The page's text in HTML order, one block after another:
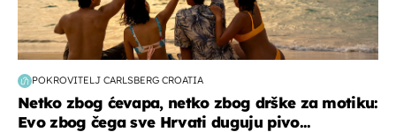
POKROVITELJ CARLSBERG CROATIA
Netko zbog ćevapa, netko zbog drške za motiku:
Evo zbog čega sve Hrvati duguju pivo...